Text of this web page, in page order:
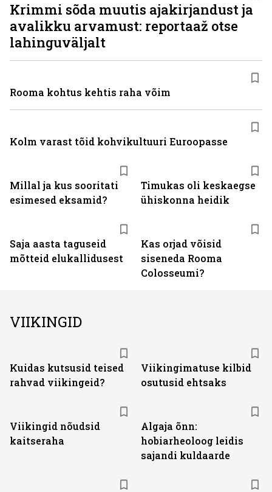
Millal ja kus sooritati
esimesed eksamid?
Timukas oli keskaegse
ühiskonna heidik
Saja aasta taguseid
mõtteid elukallidusest
Kas orjad võisid
siseneda Rooma
Colosseumi?
Krimmi sõda muutis ajakirjandust ja
avalikku arvamust: reportaaž otse
lahinguväljalt
Rooma kohtus kehtis raha võim
Kolm varast tõid kohvikultuuri Euroopasse
VIIKINGID
Kuidas kutsusid teised
rahvad viikingeid?
Viikingimatuse kilbid
osutusid ehtsaks
Viikingid nõudsid
kaitseraha
Algaja õnn:
hobiarheoloog leidis
sajandi kuldaarde